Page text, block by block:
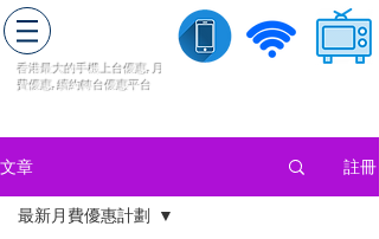
香港最大的手機上台優惠, 月
費優惠,續約轉台優惠平台
文章 註冊
最新月費優惠計劃